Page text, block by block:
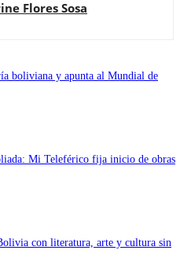
Flores Sosa
boliviana y apunta al Mundial de
Mi Teleférico fija inicio de obras
con literatura, arte y cultura sin